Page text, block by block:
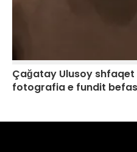
Çağatay Ulusoy
fotografia e fundit